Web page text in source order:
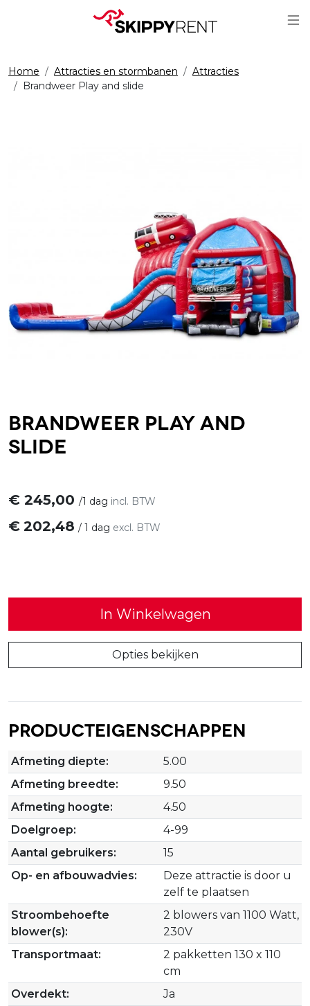
Home Attracties en stormbanen
Attracties
Brandweer Play and slide
Brandweer Play and
slide
€ 245,00 /1 dag incl. BTW
€ 202,48 / 1 dag excl. BTW
In Winkelwagen
Opties bekijken
Producteigenschappen
Afmeting diepte:
5.00
Afmeting breedte:
9.50
Afmeting hoogte:
4.50
Doelgroep:
4-99
Aantal gebruikers:
15
Op- en afbouwadvies:
Deze attractie is door u
zelf te plaatsen
Stroombehoefte
blower(s):
2 blowers van 1100 Watt,
230V
Transportmaat:
2 pakketten 130 x 110
cm
Overdekt:
Ja